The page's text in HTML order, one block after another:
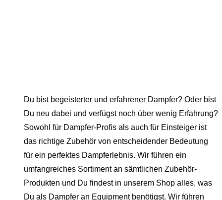
Du bist begeisterter und erfahrener Dampfer? Oder bist
Du neu dabei und verfügst noch über wenig Erfahrung?
Sowohl für Dampfer-Profis als auch für Einsteiger ist
das richtige Zubehör von entscheidender Bedeutung
für ein perfektes Dampferlebnis. Wir führen ein
umfangreiches Sortiment an sämtlichen Zubehör-
Produkten und Du findest in unserem Shop alles, was
Du als Dampfer an Equipment benötigst. Wir führen